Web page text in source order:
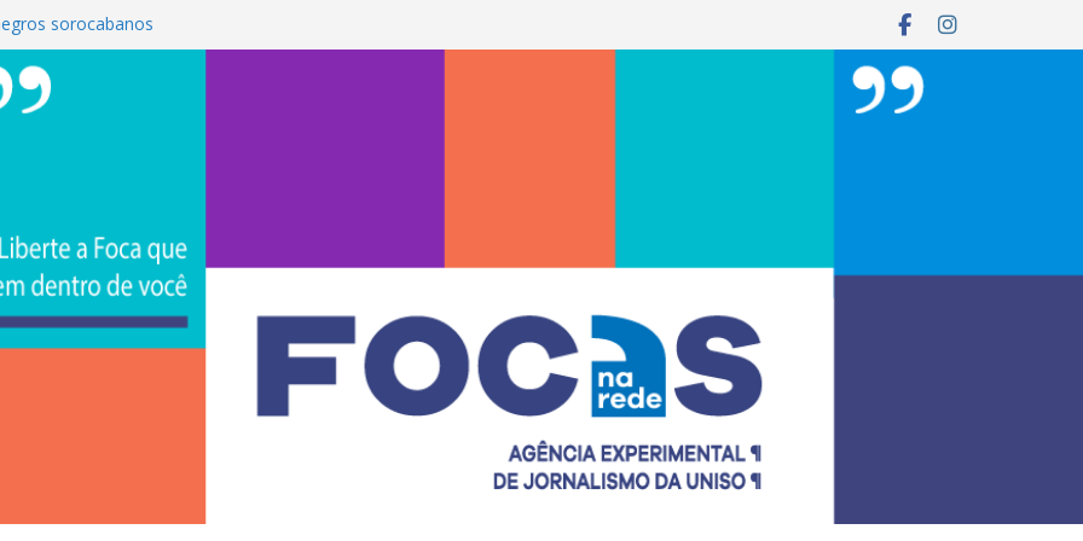
sorocabanos
terceira artista do #ConviteMPB do
Brasil 2026 promove integração, ciência e
Uniso